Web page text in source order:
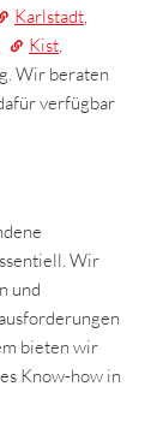
Karlstadt,
Kist,
Wir beraten
verfügbar
Wir
und
bieten wir
Know-how in